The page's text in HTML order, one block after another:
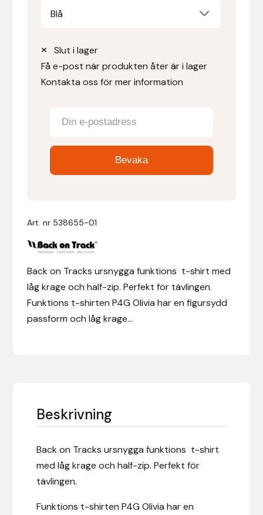
Blå
Slut i lager
Få e-post när produkten åter är i lager
Kontakta oss för mer information
Art. nr 538655-01
Back on Tracks ursnygga funktions t-shirt med
låg krage och half-zip. Perfekt för tävlingen.
Funktions t-shirten P4G Olivia har en figursydd
passform och låg krage...
Beskrivning
Back on Tracks ursnygga funktions t-shirt
med låg krage och half-zip. Perfekt för
tävlingen.
Funktions t-shirten P4G Olivia har en
Denni Design / Bomber Bits
Draupnir
E.A. Mattes
Eclipse Biofarmab
Eldorado
Epona bokförlag
Equality Line
Equipage
Eric LeTixerant
Eskadron
Eyjólfur Ísólfsson